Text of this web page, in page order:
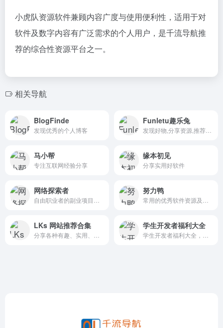
小虎队资源软件兼顾内容广度与使用便利性，适用于对
软件及数字内容有广泛需求的个人用户，是千流导航推
荐的综合性资源平台之一。
相关导航
BlogFinde
发现优秀的个人博客
Funletu趣乐兔
马小帮
专注互联网经验分享
缘本初见
分享实用好软件
网络探索者 努力鸭
LKs 网站推荐合集 学生开发者福利大全